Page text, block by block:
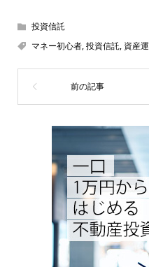
投資信託
マネー初心者,投資信託, 資産